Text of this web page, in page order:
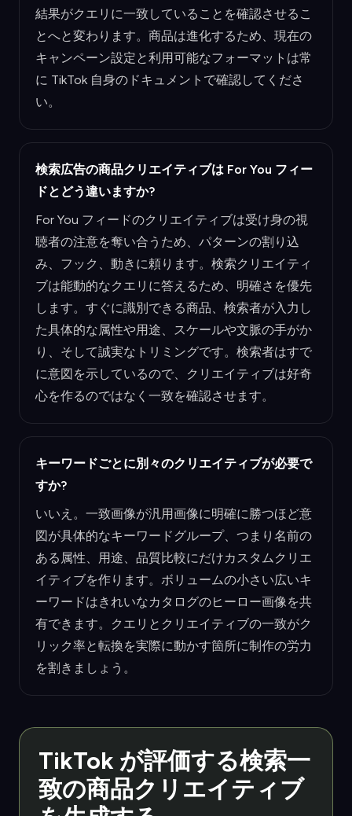
結果がクエリに一致していることを確認させるこ
とへと変わります。商品は進化するため、現在の
キャンペーン設定と利用可能なフォーマットは常
に TikTok 自身のドキュメントで確認してくださ
い。
検索広告の商品クリエイティブは For You フィー
ドとどう違いますか?
For You フィードのクリエイティブは受け身の視
聴者の注意を奪い合うため、パターンの割り込
み、フック、動きに頼ります。検索クリエイティ
ブは能動的なクエリに答えるため、明確さを優先
します。すぐに識別できる商品、検索者が入力し
た具体的な属性や用途、スケールや文脈の手がか
り、そして誠実なトリミングです。検索者はすで
に意図を示しているので、クリエイティブは好奇
心を作るのではなく一致を確認させます。
キーワードごとに別々のクリエイティブが必要で
すか?
いいえ。一致画像が汎用画像に明確に勝つほど意
図が具体的なキーワードグループ、つまり名前の
ある属性、用途、品質比較にだけカスタムクリエ
イティブを作ります。ボリュームの小さい広いキ
ーワードはきれいなカタログのヒーロー画像を共
有できます。クエリとクリエイティブの一致がク
リック率と転換を実際に動かす箇所に制作の労力
を割きましょう。
TikTok が評価する検索一
致の商品クリエイティブ